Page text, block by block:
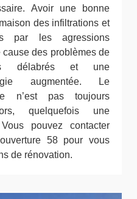
Avoir une bonne
des infiltrations et
par les agressions
des problèmes de
délabrés et une
augmentée. Le
n’est pas toujours
quelquefois une
pouvez contacter
58 pour vous
de rénovation.